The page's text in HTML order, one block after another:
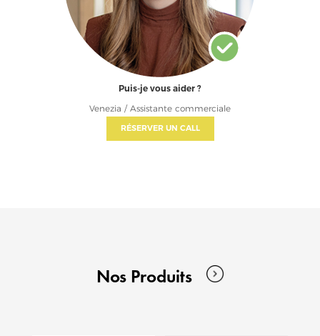
Puis-je vous aider ?
Venezia / Assistante commerciale
RÉSERVER UN CALL
Nos Produits